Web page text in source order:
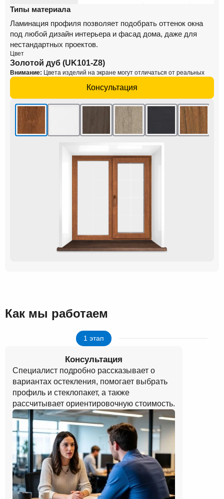
Типы материала
Ламинация профиля позволяет подобрать оттенок окна
под любой дизайн интерьера и фасад дома, даже для
нестандартных проектов.
Цвет
Золотой дуб (UK101-Z8)
Внимание: Цвета изделий на экране могут отличаться от реальных
Консультация
Как мы работаем
1 этап
Специалист подробно рассказывает о
вариантах остекления, помогает выбрать
профиль и стеклопакет, а также
рассчитывает ориентировочную стоимость.
Консультация